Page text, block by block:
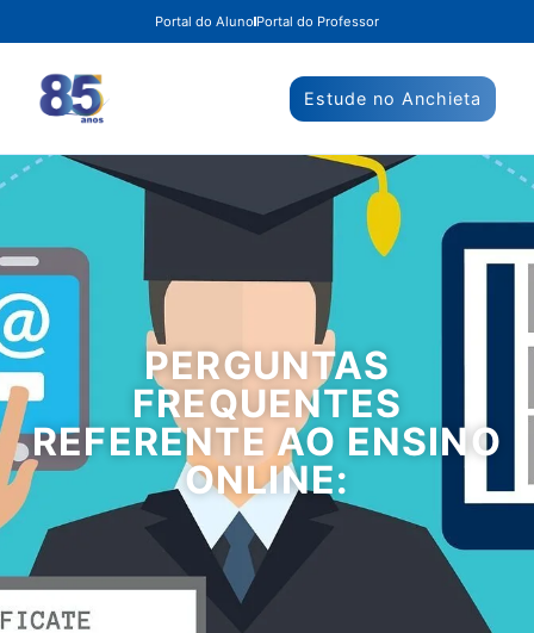
Portal do Aluno Portal do Professor
Estude no Anchieta
PERGUNTAS
FREQUENTES
REFERENTE AO ENSINO
ONLINE: